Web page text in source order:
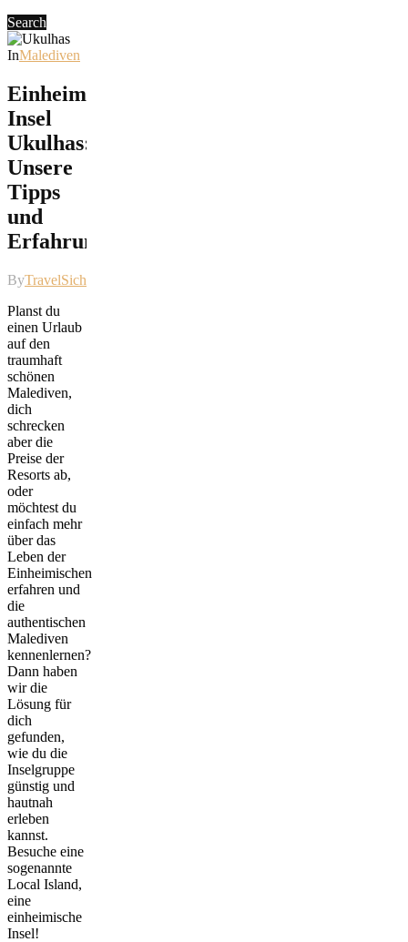
Search
InMalediven
Einheimische
Insel
Ukulhas:
Unsere
Tipps
und
Erfahrungen
ByTravelSicht
Planst du
einen Urlaub
auf den
traumhaft
schönen
Malediven,
dich
schrecken
aber die
Preise der
Resorts ab,
oder
möchtest du
einfach mehr
über das
Leben der
Einheimischen
erfahren und
die
authentischen
Malediven
kennenlernen?
Dann haben
wir die
Lösung für
dich
gefunden,
wie du die
Inselgruppe
günstig und
hautnah
erleben
kannst.
Besuche eine
sogenannte
Local Island,
eine
einheimische
Insel!